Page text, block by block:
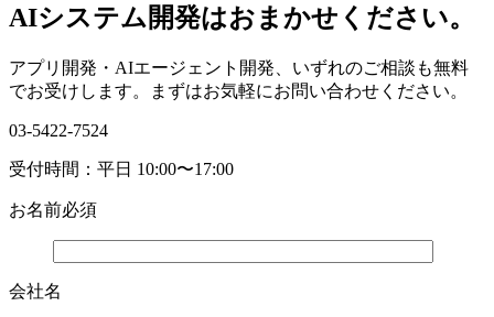
AIシステム開発はおまかせください。
アプリ開発・AIエージェント開発、いずれのご相談も無料
でお受けします。まずはお気軽にお問い合わせください。
03-5422-7524
受付時間：平日 10:00〜17:00
お名前必須
会社名